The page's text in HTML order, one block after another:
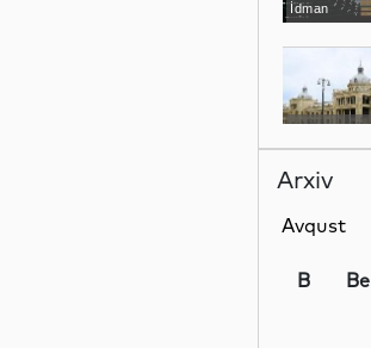
İdman
Elm
Arxiv
B Be